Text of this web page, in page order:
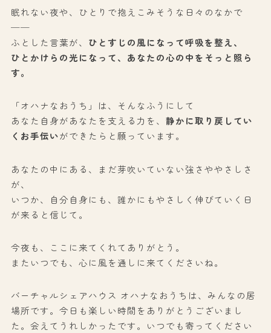
眠れない夜や、ひとりで抱えこみそうな日々のなかで
──
ふとした言葉が、 ひとすじの風になって呼吸を整え、
ひとかけらの光になって、あなたの心の中をそっと照ら
す。
「オハナなおうち」は、そんなふうにして
あなた自身があなたを支える力を、 静かに取り戻してい
くお手伝いができたらと願っています。
あなたの中にある、まだ芽吹いていない強さややさしさ
が、
いつか、自分自身にも、誰かにもやさしく伸びていく日
が来ると信じて。
今夜も、ここに来てくれてありがとう。
またいつでも、心に風を通しに来てくださいね。
バーチャルシェアハウス オハナなおうちは、みんなの居
場所です。今日も楽しい時間をありがとうございまし
た。会えてうれしかったです。いつでも寄ってください